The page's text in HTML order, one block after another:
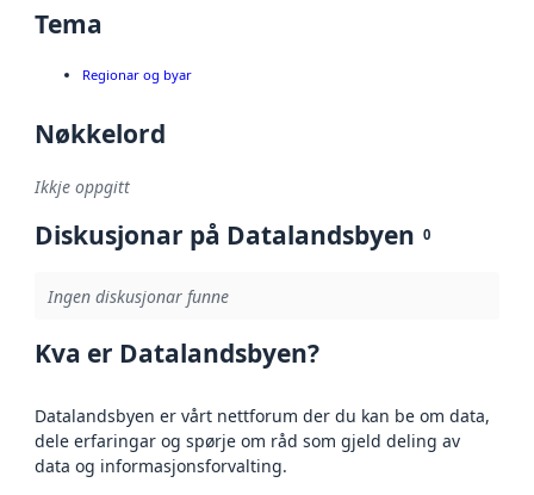
Tema
Regionar og byar
Nøkkelord
Ikkje oppgitt
Diskusjonar på Datalandsbyen 0
Ingen diskusjonar funne
Kva er Datalandsbyen?
Datalandsbyen er vårt nettforum der du kan be om data,
dele erfaringar og spørje om råd som gjeld deling av
data og informasjonsforvalting.